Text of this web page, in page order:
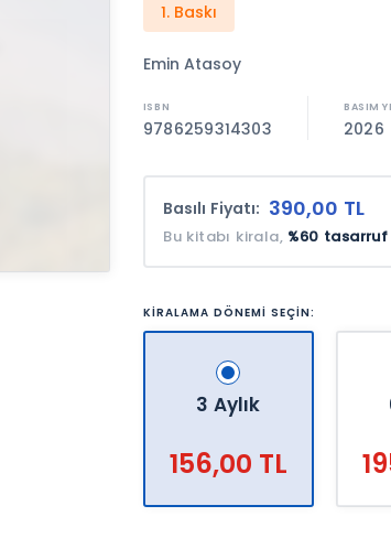
1. Baskı
Emin Atasoy
9786259314303 2026
Basılı Fiyatı: 390,00 TL
Bu kitabı kirala, %60
KİRALAMA DÖNEMİ SEÇİN:
3 Aylık
156,00 TL